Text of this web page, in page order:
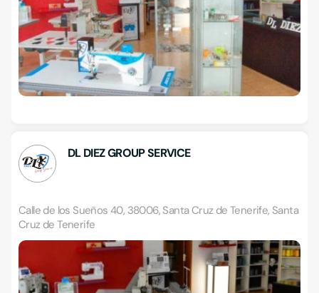
DL DIEZ GROUP SERVICE
Calle de los Sueños 40, 38006, Santa Cruz de Tenerife, Santa
Cruz de Tenerife